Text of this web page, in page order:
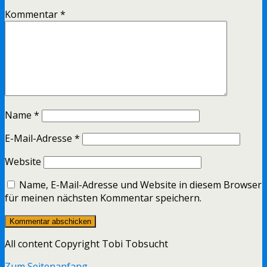
Kommentar*
Name *
E-Mail-Adresse *
Website
Name, E-Mail-Adresse und Website in diesem Browser
für meinen nächsten Kommentar speichern.
All content Copyright Tobi Tobsucht